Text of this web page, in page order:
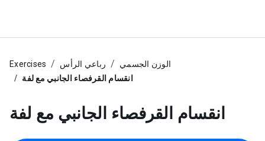
Exercises رباعي الرأس
الوزن الجسمي
انقسام القرفصاء الجانبي مع لفة
انقسام القرفصاء الجانبي مع لفة